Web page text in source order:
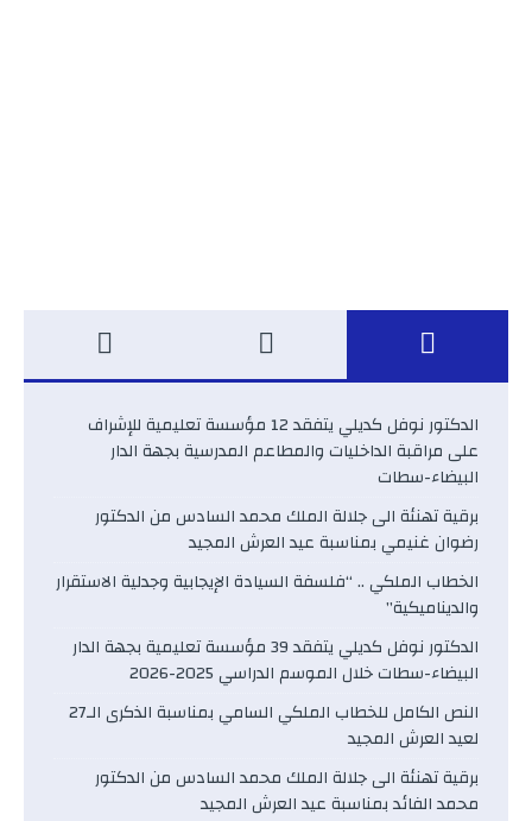
الدكتور نوفل كديلي يتفقد 12 مؤسسة تعليمية للإشراف
على مراقبة الداخليات والمطاعم المدرسية بجهة الدار
البيضاء-سطات
برقية تهنئة الى جلالة الملك محمد السادس من الدكتور
رضوان غنيمي بمناسبة عيد العرش المجيد
الخطاب الملكي .. “فلسفة السيادة الإيجابية وجدلية الاستقرار
والديناميكية”
الدكتور نوفل كديلي يتفقد 39 مؤسسة تعليمية بجهة الدار
البيضاء-سطات خلال الموسم الدراسي 2025-2026
النص الكامل للخطاب الملكي السامي بمناسبة الذكرى الـ27
لعيد العرش المجيد
برقية تهنئة الى جلالة الملك محمد السادس من الدكتور
محمد الفائد بمناسبة عيد العرش المجيد